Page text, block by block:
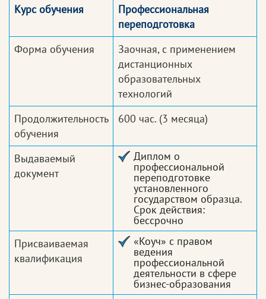
Курс обучения
Профессиональная
переподготовка
Форма обучения
Заочная, с применением
дистанционных
образовательных
технологий
Продолжительность
обучения
600 час. (3 месяца)
Выдаваемый
документ
Диплом о
профессиональной
переподготовке
установленного
государством образца.
Срок действия:
бессрочно
Присваиваемая
квалификация
«Коуч» с правом
ведения
профессиональной
деятельности в сфере
бизнес-образования